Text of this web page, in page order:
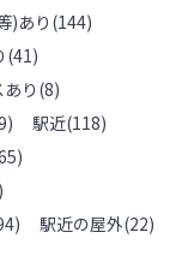
)あり (144)
(41)
り (8)
) 駅近(118)
)
)
) 駅近の屋外(22)